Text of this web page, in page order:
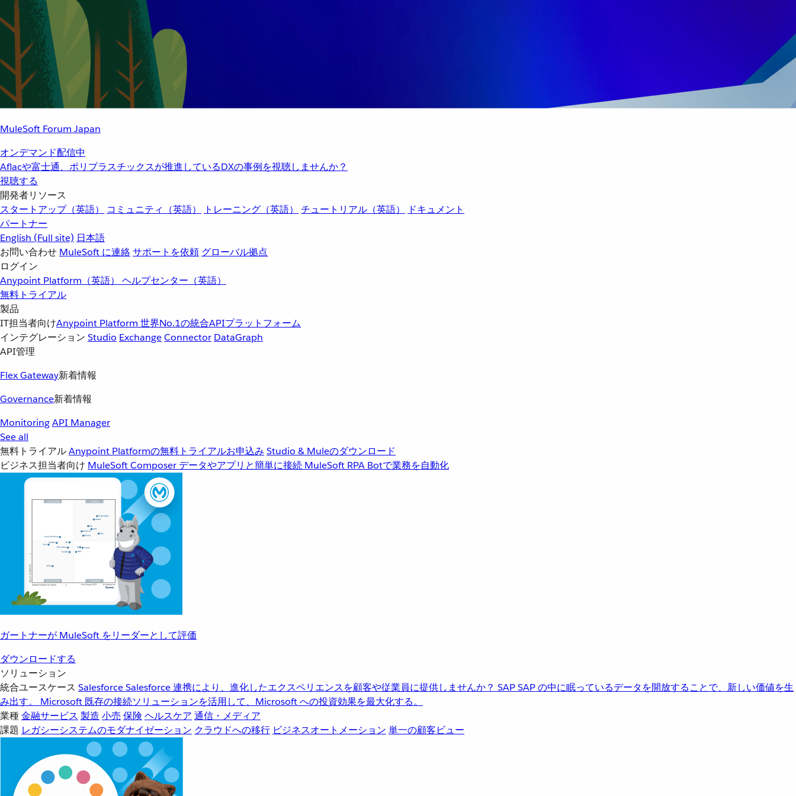
MuleSoft Forum Japan
オンデマンド配信中
Aflacや富士通、ポリプラスチックスが推進しているDXの事例を視聴しませんか？
視聴する
開発者リソース
スタートアップ（英語）
コミュニティ（英語） トレーニング（英語） チュートリアル（英語）
ドキュメント
パートナー
English (Full site) 日本語
お問い合わせ MuleSoft に連絡サポートを依頼 グローバル拠点
ログイン
Anypoint Platform（英語） ヘルプセンター（英語）
無料トライアル
製品
IT担当者向けAnypoint Platform 世界No.1の統合APIプラットフォーム
インテグレーション Studio ExchangeConnector DataGraph
API管理
Flex Gateway新着情報
Governance新着情報
MonitoringAPI Manager
See all
無料トライアルAnypoint Platformの無料トライアルお申込み Studio & Muleのダウンロード
ビジネス担当者向け MuleSoft Composer データやアプリと簡単に接続 MuleSoft RPA Botで業務を自動化
ガートナーが MuleSoft をリーダーとして評価
ダウンロードする
ソリューション
統合ユースケース SalesforceSalesforce 連携により、進化したエクスペリエンスを顧客や従業員に提供しませんか？ SAPSAP の中に眠っているデータを開放することで、新しい価値を生
み出す。
Microsoft 既存の接続ソリューションを活用して、Microsoft への投資効果を最大化する。
業種金融サービス 製造 小売 保険 ヘルスケア 通信・メディア
課題 レガシーシステムのモダナイゼーション クラウドへの移行 ビジネスオートメーション 単一の顧客ビュー